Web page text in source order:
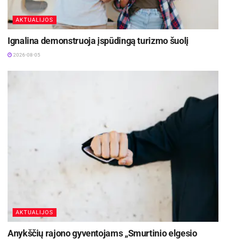
AKTUALIJOS
Ignalina demonstruoja įspūdingą turizmo šuolį
2026-08-05
AKTUALIJOS
Anykščių rajono gyventojams „Smurtinio elgesio